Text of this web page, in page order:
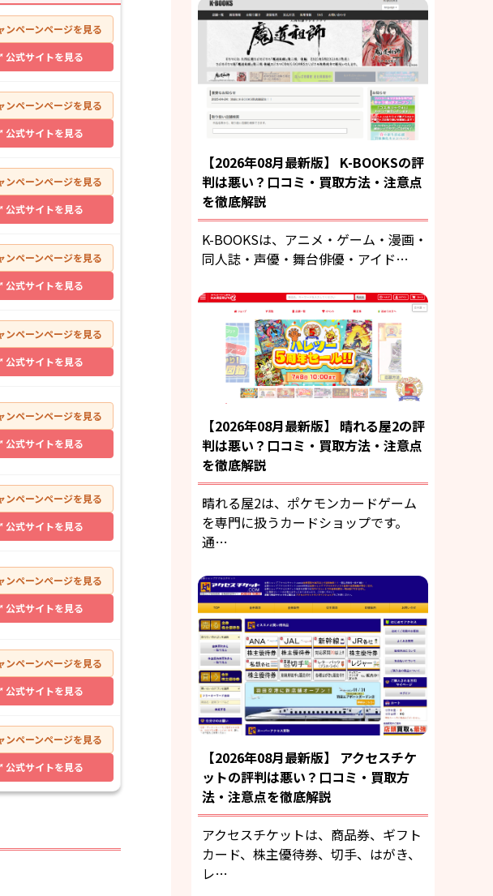
ンペーンページを見る
公式サイトを見る
ンペーンページを見る
公式サイトを見る
ンペーンページを見る
公式サイトを見る
ンペーンページを見る
公式サイトを見る
ンペーンページを見る
公式サイトを見る
ンペーンページを見る
公式サイトを見る
ンペーンページを見る
公式サイトを見る
ンペーンページを見る
公式サイトを見る
ンペーンページを見る
公式サイトを見る
ンペーンページを見る
公式サイトを見る
【2026年08月最新版】 K-BOOKSの評
判は悪い？口コミ・買取方法・注意点
を徹底解説
K-BOOKSは、アニメ・ゲーム・漫画・
同人誌・声優・舞台俳優・アイド…
【2026年08月最新版】 晴れる屋2の評
判は悪い？口コミ・買取方法・注意点
を徹底解説
晴れる屋2は、ポケモンカードゲーム
を専門に扱うカードショップです。
通…
【2026年08月最新版】 アクセスチケ
ットの評判は悪い？口コミ・買取方
法・注意点を徹底解説
アクセスチケットは、商品券、ギフト
カード、株主優待券、切手、はがき、
レ…